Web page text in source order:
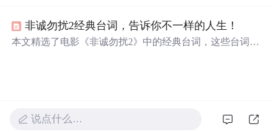
非诚勿扰2经典台词，告诉你不一样的人生！
本文精选了电影《非诚勿扰2》中的经典台词，这些台词不
说点什么…